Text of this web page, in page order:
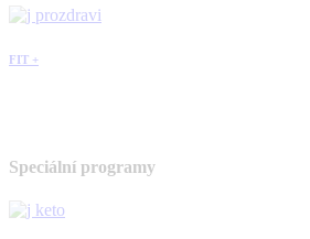
FIT +
Speciální programy